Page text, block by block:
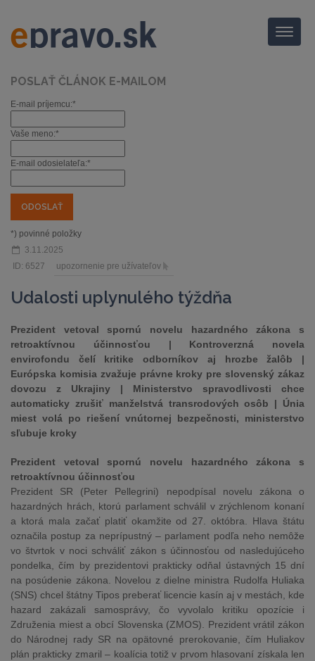
Menu
POSLAŤ ČLÁNOK E-MAILOM
E-mail príjemcu:*
Vaše meno:*
E-mail odosielateľa:*
*) povinné položky
3.11.2025
ID: 6527
upozornenie pre užívateľov
Udalosti uplynulého týždňa
Prezident vetoval spornú novelu hazardného zákona s
retroaktívnou účinnosťou | Kontroverzná novela
envirofondu čelí kritike odborníkov aj hrozbe žalôb |
Európska komisia zvažuje právne kroky pre slovenský zákaz
dovozu z Ukrajiny | Ministerstvo spravodlivosti chce
automaticky zrušiť manželstvá transrodových osôb | Únia
miest volá po riešení vnútornej bezpečnosti, ministerstvo
sľubuje kroky
Prezident vetoval spornú novelu hazardného zákona s
retroaktívnou účinnosťou
Prezident SR (Peter Pellegrini) nepodpísal novelu zákona o
hazardných hrách, ktorú parlament schválil v zrýchlenom konaní
a ktorá mala začať platiť okamžite od 27. októbra. Hlava štátu
označila postup za neprípustný – parlament podľa neho nemôže
vo štvrtok v noci schváliť zákon s účinnosťou od nasledujúceho
pondelka, čím by prezidentovi prakticky odňal ústavných 15 dní
na posúdenie zákona. Novelou z dielne ministra Rudolfa Huliaka
(SNS) chcel štátny Tipos preberať licencie kasín aj v mestách, kde
hazard zakázali samosprávy, čo vyvolalo kritiku opozície i
Združenia miest a obcí Slovenska (ZMOS). Prezident vrátil zákon
do Národnej rady SR na opätovné prerokovanie, čím Huliakov
plán prakticky zmaril – koalícia totiž v prvom hlasovaní získala len